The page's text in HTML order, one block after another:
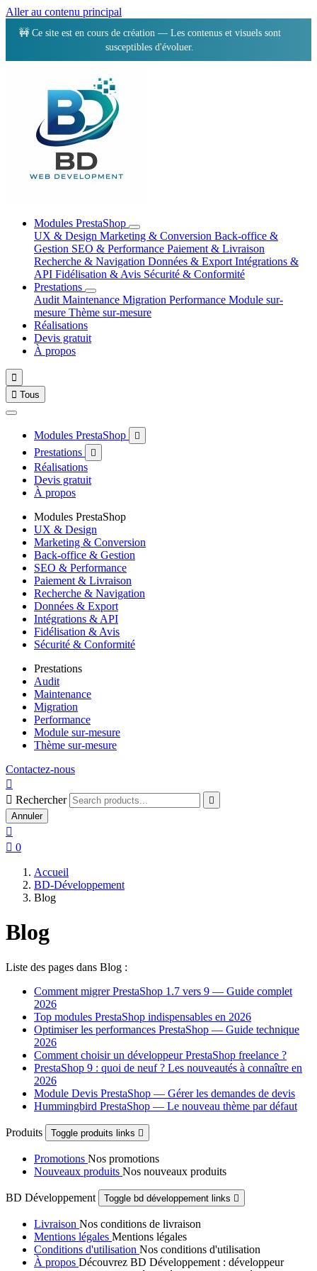
Aller au contenu principal
🚧 Ce site est en cours de création — Les contenus et visuels sont
susceptibles d'évoluer.
Modules PrestaShop
UX & Design Marketing & Conversion Back-office &
Gestion SEO & Performance Paiement & Livraison
Recherche & Navigation Données & Export Intégrations &
API Fidélisation & Avis Sécurité & Conformité
Prestations
Audit Maintenance Migration Performance Module sur-
mesure Thème sur-mesure
Réalisations
Devis gratuit
À propos

 Tous
Modules PrestaShop 
Prestations 
Réalisations
Devis gratuit
À propos
Modules PrestaShop
UX & Design
Marketing & Conversion
Back-office & Gestion
SEO & Performance
Paiement & Livraison
Recherche & Navigation
Données & Export
Intégrations & API
Fidélisation & Avis
Sécurité & Conformité
Prestations
Audit
Maintenance
Migration
Performance
Module sur-mesure
Thème sur-mesure
Contactez-nous

 Rechercher

Annuler

 0
Accueil
BD-Développement
Blog
Blog
Liste des pages dans Blog :
Comment migrer PrestaShop 1.7 vers 9 — Guide complet
2026
Top modules PrestaShop indispensables en 2026
Optimiser les performances PrestaShop — Guide technique
2026
Comment choisir un développeur PrestaShop freelance ?
PrestaShop 9 : quoi de neuf ? Les nouveautés à connaître en
2026
Module Devis PrestaShop — Gérer les demandes de devis
Hummingbird PrestaShop — Le nouveau thème par défaut
Produits Toggle produits links 
Promotions Nos promotions
Nouveaux produits Nos nouveaux produits
BD Développement Toggle bd développement links 
Livraison Nos conditions de livraison
Mentions légales Mentions légales
Conditions d'utilisation Nos conditions d'utilisation
À propos Découvrez BD Développement : développeur